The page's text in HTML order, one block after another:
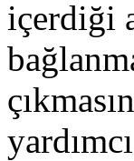
içerdiği